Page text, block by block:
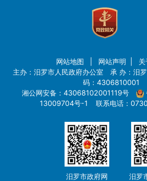
网站地图 网站声明
主办：汨罗市人民政府办公室 承 办：汨
码：4306810001
湘公网安备：43068102001119号
13009704号-1
联系电话：
汨罗市政府网 汨罗